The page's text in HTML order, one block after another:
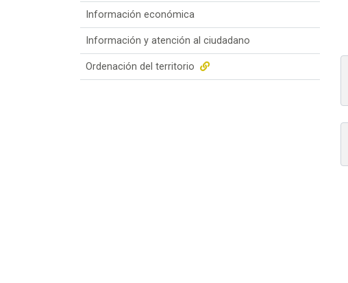
Información económica
Información y atención al ciudadano
Ordenación del territorio